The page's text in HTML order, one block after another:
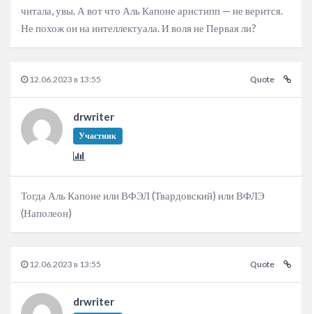
читала, увы. А вот что Аль Капоне аристипп — не верится.
Не похож он на интеллектуала. И воля не Первая ли?
12.06.2023 в 13:55 Quote
drwriter
Участник
Тогда Аль Капоне или ВФЭЛ (Твардовский) или ВФЛЭ
(Наполеон)
12.06.2023 в 13:55 Quote
drwriter